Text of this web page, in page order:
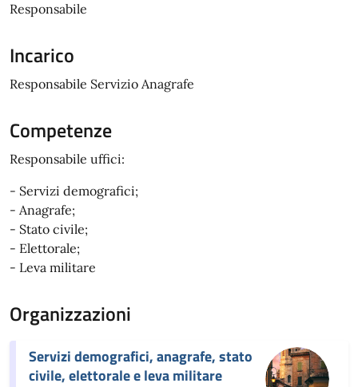
Responsabile
Incarico
Responsabile Servizio Anagrafe
Competenze
Responsabile uffici:
- Servizi demografici;
- Anagrafe;
- Stato civile;
- Elettorale;
- Leva militare
Organizzazioni
Servizi demografici, anagrafe, stato
civile, elettorale e leva militare